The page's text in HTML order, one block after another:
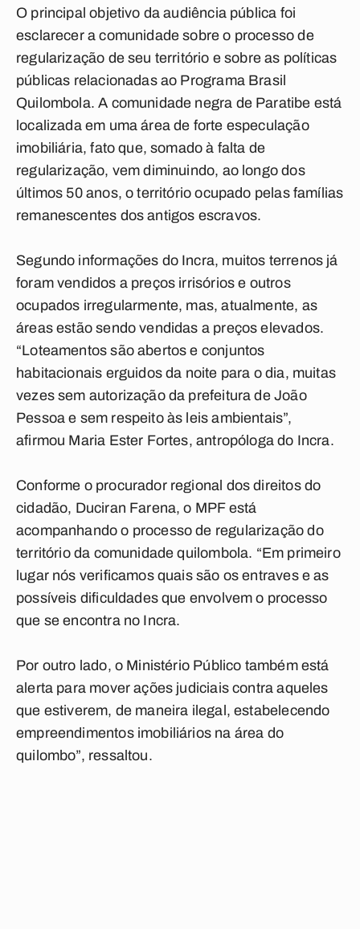
O principal objetivo da audiência pública foi
esclarecer a comunidade sobre o processo de
regularização de seu território e sobre as políticas
públicas relacionadas ao Programa Brasil
Quilombola. A comunidade negra de Paratibe está
localizada em uma área de forte especulação
imobiliária, fato que, somado à falta de
regularização, vem diminuindo, ao longo dos
últimos 50 anos, o território ocupado pelas famílias
remanescentes dos antigos escravos.
Segundo informações do Incra, muitos terrenos já
foram vendidos a preços irrisórios e outros
ocupados irregularmente, mas, atualmente, as
áreas estão sendo vendidas a preços elevados.
“Loteamentos são abertos e conjuntos
habitacionais erguidos da noite para o dia, muitas
vezes sem autorização da prefeitura de João
Pessoa e sem respeito às leis ambientais”,
afirmou Maria Ester Fortes, antropóloga do Incra.
Conforme o procurador regional dos direitos do
cidadão, Duciran Farena, o MPF está
acompanhando o processo de regularização do
território da comunidade quilombola. “Em primeiro
lugar nós verificamos quais são os entraves e as
possíveis dificuldades que envolvem o processo
que se encontra no Incra.
Por outro lado, o Ministério Público também está
alerta para mover ações judiciais contra aqueles
que estiverem, de maneira ilegal, estabelecendo
empreendimentos imobiliários na área do
quilombo”, ressaltou.